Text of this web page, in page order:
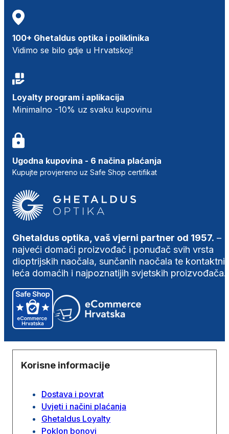
100+ Ghetaldus optika i poliklinika
Vidimo se bilo gdje u Hrvatskoj!
Loyalty program i aplikacija
Minimalno -10% uz svaku kupovinu
Ugodna kupovina - 6 načina plaćanja
Kupujte provjereno uz Safe Shop certifikat
Ghetaldus optika, vaš vjerni partner od 1957. –
najveći domaći proizvođač i ponuđač svih vrsta
dioptrijskih naočala, sunčanih naočala te
leća domaćih i najpoznatijih svjetskih proizvođača.
Korisne informacije
Dostava i povrat
Uvjeti i načini plaćanja
Ghetaldus Loyalty
Poklon bonovi